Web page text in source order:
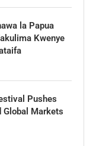
la Papua
Kwenye
Pushes
Global Markets